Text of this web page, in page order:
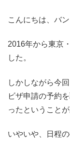
こんにちは、バ
2016年から東京
した。
しかしながら今
ビザ申請の予約
ったということが
いやいや、日程